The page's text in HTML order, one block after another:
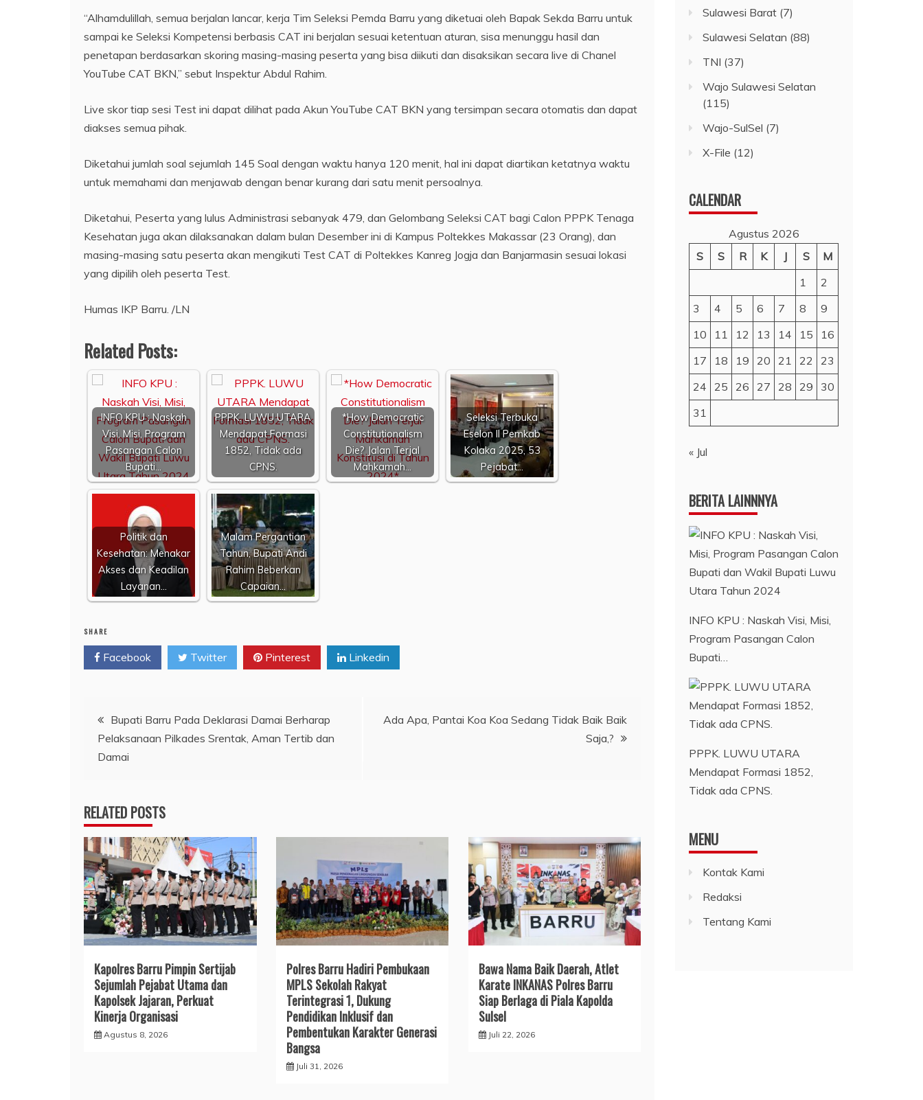
“Alhamdulillah, semua berjalan lancar, kerja Tim Seleksi Pemda Barru yang diketuai oleh Bapak Sekda Barru untuk
sampai ke Seleksi Kompetensi berbasis CAT ini berjalan sesuai ketentuan aturan, sisa menunggu hasil dan
penetapan berdasarkan skoring masing-masing peserta yang bisa diikuti dan disaksikan secara live di Chanel
YouTube CAT BKN,” sebut Inspektur Abdul Rahim.
Live skor tiap sesi Test ini dapat dilihat pada Akun YouTube CAT BKN yang tersimpan secara otomatis dan dapat
diakses semua pihak.
Diketahui jumlah soal sejumlah 145 Soal dengan waktu hanya 120 menit, hal ini dapat diartikan ketatnya waktu
untuk memahami dan menjawab dengan benar kurang dari satu menit persoalnya.
Diketahui, Peserta yang lulus Administrasi sebanyak 479, dan Gelombang Seleksi CAT bagi Calon PPPK Tenaga
Kesehatan juga akan dilaksanakan dalam bulan Desember ini di Kampus Poltekkes Makassar (23 Orang), dan
masing-masing satu peserta akan mengikuti Test CAT di Poltekkes Kanreg Jogja dan Banjarmasin sesuai lokasi
yang dipilih oleh peserta Test.
Humas IKP Barru. /LN
Related Posts:
INFO KPU : Naskah
Visi, Misi, Program
Pasangan Calon
Bupati…
PPPK. LUWU UTARA
Mendapat Formasi
1852, Tidak ada
CPNS.
*How Democratic
Constitutionalism
Die? Jalan Terjal
Mahkamah…
Seleksi Terbuka
Eselon II Pemkab
Kolaka 2025, 53
Pejabat…
Politik dan
Kesehatan: Menakar
Akses dan Keadilan
Layanan…
Malam Pergantian
Tahun, Bupati Andi
Rahim Beberkan
Capaian…
SHARE
Facebook Twitter Pinterest Linkedin
Navigasi
pos
Bupati Barru Pada Deklarasi Damai Berharap
Pelaksanaan Pilkades Srentak, Aman Tertib dan
Damai
Ada Apa, Pantai Koa Koa Sedang Tidak Baik Baik
Saja,?
RELATED POSTS
Kapolres Barru Pimpin Sertijab
Sejumlah Pejabat Utama dan
Kapolsek Jajaran, Perkuat
Kinerja Organisasi
Agustus 8, 2026
Polres Barru Hadiri Pembukaan
MPLS Sekolah Rakyat
Terintegrasi 1, Dukung
Pendidikan Inklusif dan
Pembentukan Karakter Generasi
Bangsa
Juli 31, 2026
​Bawa Nama Baik Daerah, Atlet
Karate INKANAS Polres Barru
Siap Berlaga di Piala Kapolda
Sulsel
Juli 22, 2026
Sulawesi Barat (7)
Sulawesi Selatan (88)
TNI (37)
Wajo Sulawesi Selatan
(115)
Wajo-SulSel (7)
X-File (12)
CALENDAR
Agustus 2026
S
S R K J S
M
1
2
3
4 5 6 7 8
9
10
11 12 13 14 15
16
17
18 19 20 21 22
23
24
25 26 27 28 29
30
31
« Jul
BERITA LAINNNYA
INFO KPU : Naskah Visi, Misi,
Program Pasangan Calon
Bupati…
PPPK. LUWU UTARA
Mendapat Formasi 1852,
Tidak ada CPNS.
MENU
Kontak Kami
Redaksi
Tentang Kami